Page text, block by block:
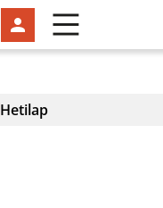
Hetilap